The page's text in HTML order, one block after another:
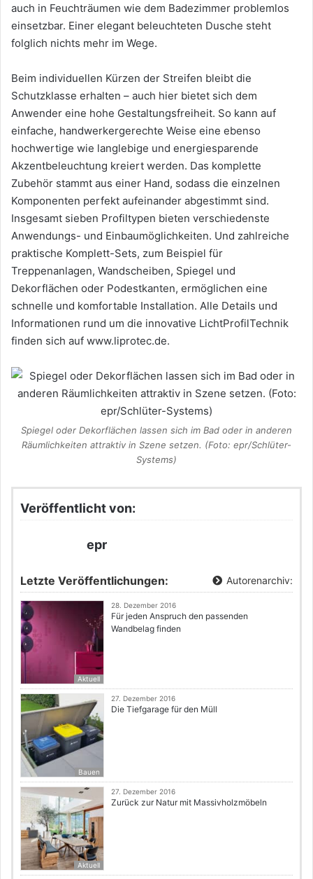
auch in Feuchträumen wie dem Badezimmer problemlos
einsetzbar. Einer elegant beleuchteten Dusche steht
folglich nichts mehr im Wege.
Beim individuellen Kürzen der Streifen bleibt die
Schutzklasse erhalten – auch hier bietet sich dem
Anwender eine hohe Gestaltungsfreiheit. So kann auf
einfache, handwerkergerechte Weise eine ebenso
hochwertige wie langlebige und energiesparende
Akzentbeleuchtung kreiert werden. Das komplette
Zubehör stammt aus einer Hand, sodass die einzelnen
Komponenten perfekt aufeinander abgestimmt sind.
Insgesamt sieben Profiltypen bieten verschiedenste
Anwendungs- und Einbaumöglichkeiten. Und zahlreiche
praktische Komplett-Sets, zum Beispiel für
Treppenanlagen, Wandscheiben, Spiegel und
Dekorflächen oder Podestkanten, ermöglichen eine
schnelle und komfortable Installation. Alle Details und
Informationen rund um die innovative LichtProfilTechnik
finden sich auf www.liprotec.de.
Spiegel oder Dekorflächen lassen sich im Bad oder in anderen
Räumlichkeiten attraktiv in Szene setzen. (Foto: epr/Schlüter-
Systems)
Veröffentlicht von:
epr
Letzte Veröffentlichungen: Autorenarchiv:
Aktuell
28. Dezember 2016
Für jeden Anspruch den passenden
Wandbelag finden
Bauen
27. Dezember 2016
Die Tiefgarage für den Müll
Aktuell
27. Dezember 2016
Zurück zur Natur mit Massivholzmöbeln